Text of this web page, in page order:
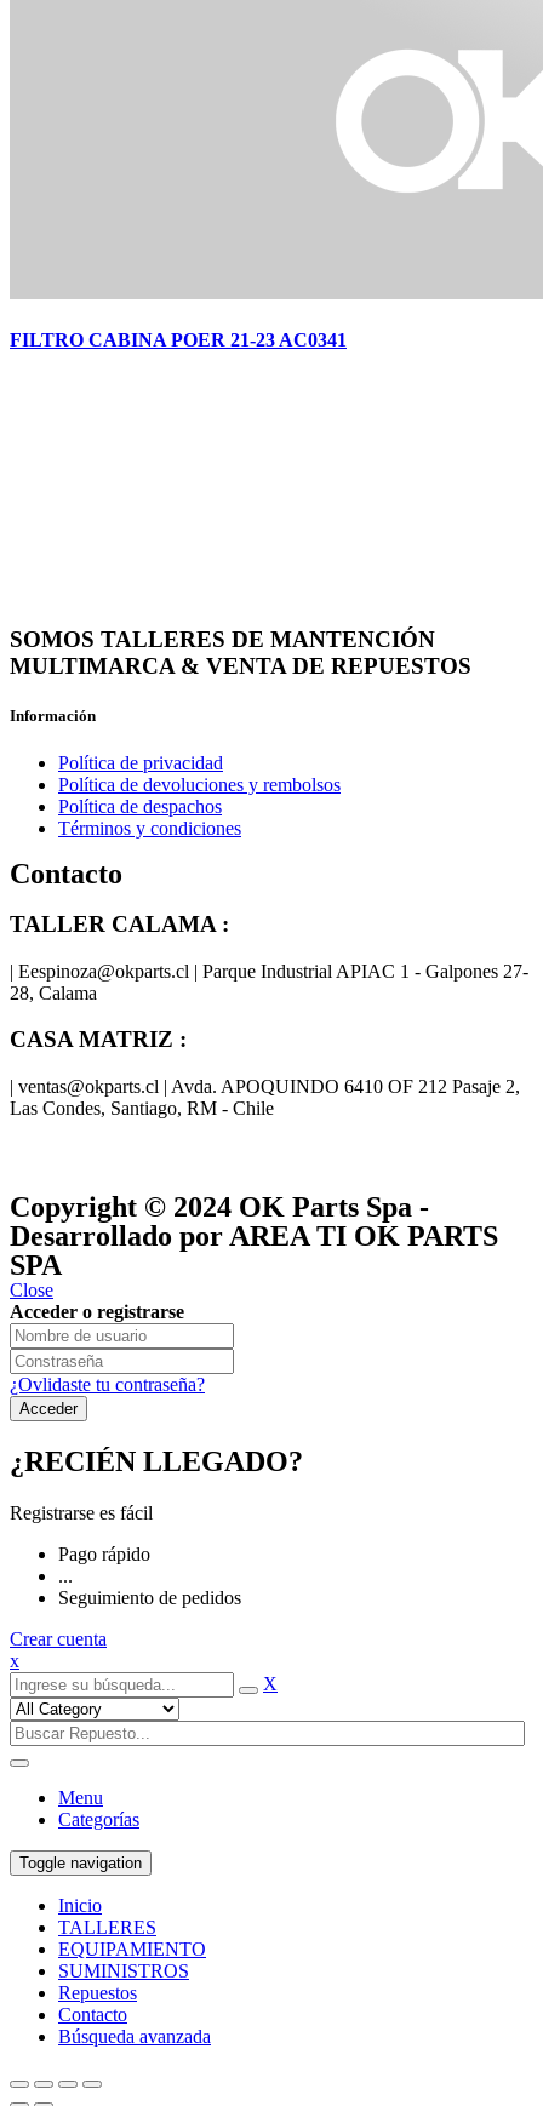
FILTRO CABINA POER 21-23 AC0341
SOMOS TALLERES DE MANTENCIÓN
MULTIMARCA & VENTA DE REPUESTOS
Información
Política de privacidad
Política de devoluciones y rembolsos
Política de despachos
Términos y condiciones
Contacto
TALLER CALAMA :
| Eespinoza@okparts.cl | Parque Industrial APIAC 1 - Galpones 27-
28, Calama
CASA MATRIZ :
| ventas@okparts.cl | Avda. APOQUINDO 6410 OF 212 Pasaje 2,
Las Condes, Santiago, RM - Chile
Copyright © 2024 OK Parts Spa -
Desarrollado por AREA TI OK PARTS
SPA
Close
Acceder o registrarse
¿Ovlidaste tu contraseña?
¿RECIÉN LLEGADO?
Registrarse es fácil
Pago rápido
...
Seguimiento de pedidos
Crear cuenta
x
X
Menu
Categorías
Toggle navigation
Inicio
TALLERES
EQUIPAMIENTO
SUMINISTROS
Repuestos
Contacto
Búsqueda avanzada